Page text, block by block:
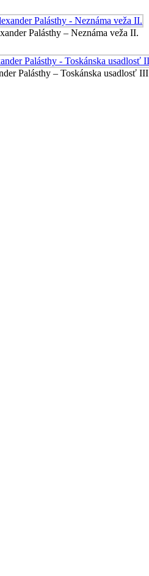
Palásthy – Neznáma veža II.
Palásthy – Toskánska usadlosť III